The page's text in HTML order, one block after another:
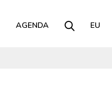
AGENDA EU